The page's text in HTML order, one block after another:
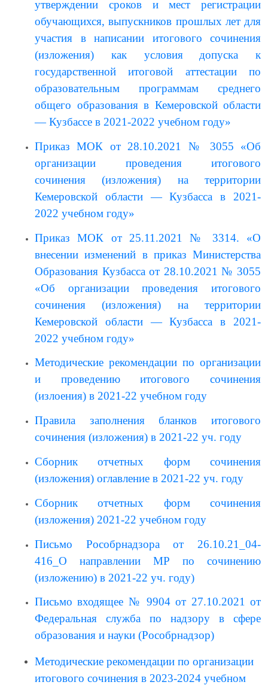
утверждении сроков и мест регистрации
обучающихся, выпускников прошлых лет для
участия в написании итогового сочинения
(изложения) как условия
допуска к
государственной итоговой аттестации по
образовательным программам среднего
общего образования в Кемеровской области
— Кузбассе в 2021-2022 учебном году»
Приказ МОК от 28.10.2021 № 3055 «Об
организации проведения итогового
сочинения (изложения) на территории
Кемеровской области — Кузбасса в 2021-
2022 учебном году»
Приказ МОК от 25.11.2021 № 3314. «О
внесении изменений в приказ Министерства
Образования Кузбасса от 28.10.2021 № 3055
«Об организации проведения итогового
сочинения (изложения) на территории
Кемеровской области — Кузбасса в 2021-
2022 учебном году»
Методические рекомендации по организации
и проведению итогового сочинения
(излоения) в 2021-22 учебном году
Правила заполнения бланков итогового
сочинения (изложения) в 2021-22 уч. году
Сборник отчетных форм сочинения
(изложения) оглавление в 2021-22 уч. году
Сборник отчетных форм сочинения
(изложения) 2021-22 учебном году
Письмо Рособрнадзора от 26.10.21_04-
416_О направлении МР по сочинению
(изложению) в 2021-22 уч. году)
Письмо входящее № 9904 от 27.10.2021 от
Федеральная служба по надзору в сфере
образования и науки (Рособрнадзор)
Методические рекомендации по организации
итогового сочинения в 2023-2024 учебном